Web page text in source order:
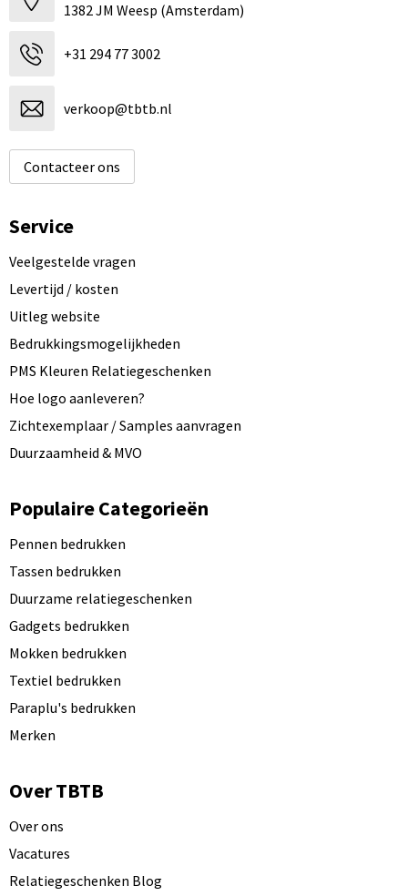
1382 JM Weesp (Amsterdam)
+31 294 77 3002
verkoop@tbtb.nl
Contacteer ons
Service
Veelgestelde vragen
Levertijd / kosten
Uitleg website
Bedrukkingsmogelijkheden
PMS Kleuren Relatiegeschenken
Hoe logo aanleveren?
Zichtexemplaar / Samples aanvragen
Duurzaamheid & MVO
Populaire Categorieën
Pennen bedrukken
Tassen bedrukken
Duurzame relatiegeschenken
Gadgets bedrukken
Mokken bedrukken
Textiel bedrukken
Paraplu's bedrukken
Merken
Over TBTB
Over ons
Vacatures
Relatiegeschenken Blog